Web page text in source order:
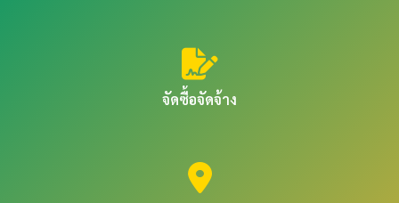
จัดซื้อจัดจ้าง